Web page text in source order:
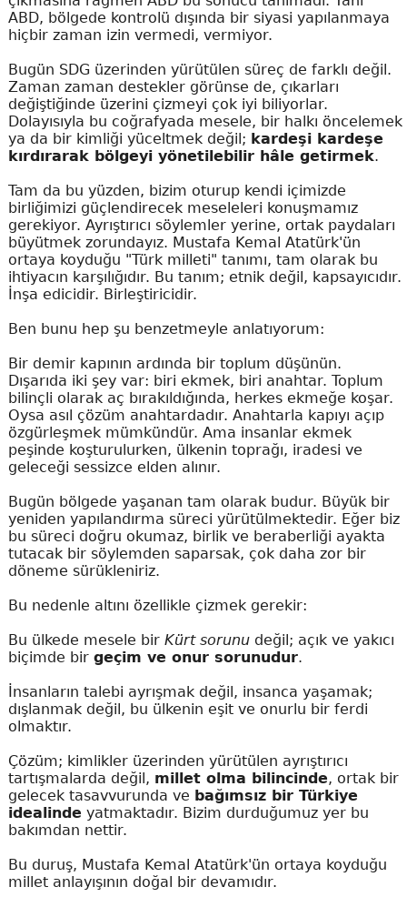
ABD, bölgede kontrolü dışında bir siyasi yapılanmaya
hiçbir zaman izin vermedi, vermiyor.
Bugün SDG üzerinden yürütülen süreç de farklı değil.
Zaman zaman destekler görünse de, çıkarları
değiştiğinde üzerini çizmeyi çok iyi biliyorlar.
Dolayısıyla bu coğrafyada mesele, bir halkı öncelemek
ya da bir kimliği yüceltmek değil; kardeşi kardeşe
kırdırarak bölgeyi yönetilebilir hâle getirmek.
Tam da bu yüzden, bizim oturup kendi içimizde
birliğimizi güçlendirecek meseleleri konuşmamız
gerekiyor. Ayrıştırıcı söylemler yerine, ortak paydaları
büyütmek zorundayız. Mustafa Kemal Atatürk'ün
ortaya koyduğu "Türk milleti" tanımı, tam olarak bu
ihtiyacın karşılığıdır. Bu tanım; etnik değil, kapsayıcıdır.
İnşa edicidir. Birleştiricidir.
Ben bunu hep şu benzetmeyle anlatıyorum:
Bir demir kapının ardında bir toplum düşünün.
Dışarıda iki şey var: biri ekmek, biri anahtar. Toplum
bilinçli olarak aç bırakıldığında, herkes ekmeğe koşar.
Oysa asıl çözüm anahtardadır. Anahtarla kapıyı açıp
özgürleşmek mümkündür. Ama insanlar ekmek
peşinde koşturulurken, ülkenin toprağı, iradesi ve
geleceği sessizce elden alınır.
Bugün bölgede yaşanan tam olarak budur. Büyük bir
yeniden yapılandırma süreci yürütülmektedir. Eğer biz
bu süreci doğru okumaz, birlik ve beraberliği ayakta
tutacak bir söylemden saparsak, çok daha zor bir
döneme sürükleniriz.
Bu nedenle altını özellikle çizmek gerekir:
Bu ülkede mesele bir Kürt sorunudeğil; açık ve yakıcı
biçimde bir geçim ve onur sorunudur.
İnsanların talebi ayrışmak değil, insanca yaşamak;
dışlanmak değil, bu ülkenin eşit ve onurlu bir ferdi
olmaktır.
Çözüm; kimlikler üzerinden yürütülen ayrıştırıcı
tartışmalarda değil, millet olma bilincinde, ortak bir
gelecek tasavvurunda ve bağımsız bir Türkiye
idealinde yatmaktadır. Bizim durduğumuz yer bu
bakımdan nettir.
Bu duruş, Mustafa Kemal Atatürk'ün ortaya koyduğu
millet anlayışının doğal bir devamıdır.